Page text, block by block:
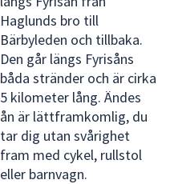
Haglunds bro till
Bärbyleden och tillbaka.
Den går längs Fyrisåns
båda stränder och är cirka
5 kilometer lång. Ändes
ån är lättframkomlig, du
tar dig utan svårighet
fram med cykel, rullstol
eller barnvagn.